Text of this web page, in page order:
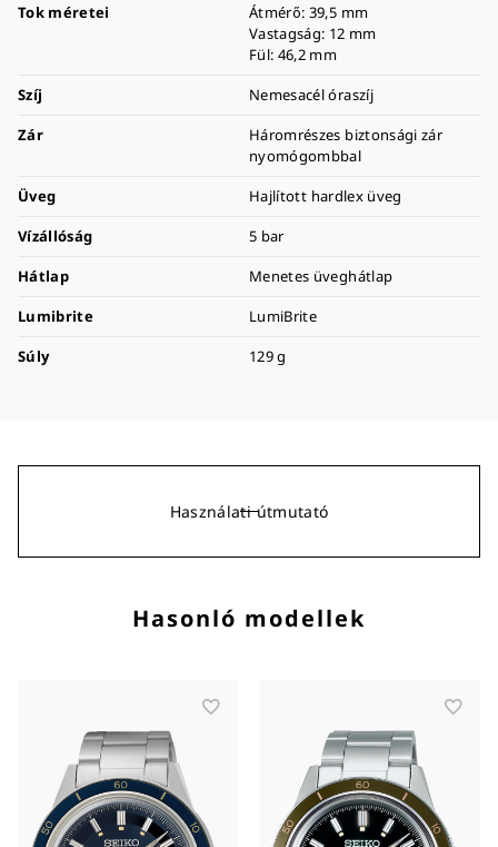
Tok méretei
Átmérő: 39,5 mm
Vastagság: 12 mm
Fül: 46,2 mm
Szíj
Nemesacél óraszíj
Zár
Háromrészes biztonsági zár
nyomógombbal
Üveg
Hajlított hardlex üveg
Vízállóság
5 bar
Hátlap
Menetes üveghátlap
Lumibrite
LumiBrite
Súly
129 g
Használati útmutató
Hasonló modellek